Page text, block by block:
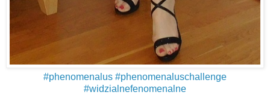
#phenomenalus #phenomenaluschallenge
#widzialnefenomenalne